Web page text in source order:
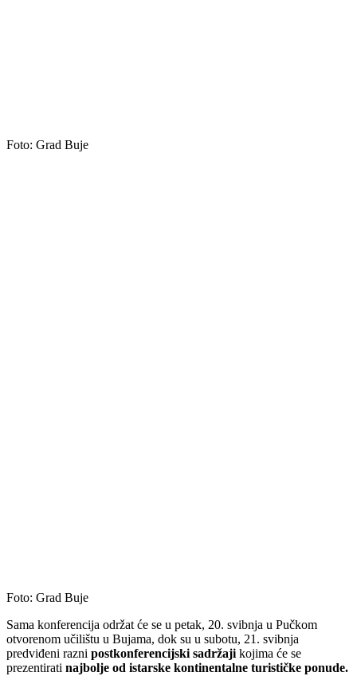
Foto: Grad Buje
Foto: Grad Buje
Sama konferencija održat će se u petak, 20. svibnja u Pučkom
otvorenom učilištu u Bujama, dok su u subotu, 21. svibnja
predviđeni razni postkonferencijski sadržaji kojima će se
prezentirati najbolje od istarske kontinentalne turističke ponude.